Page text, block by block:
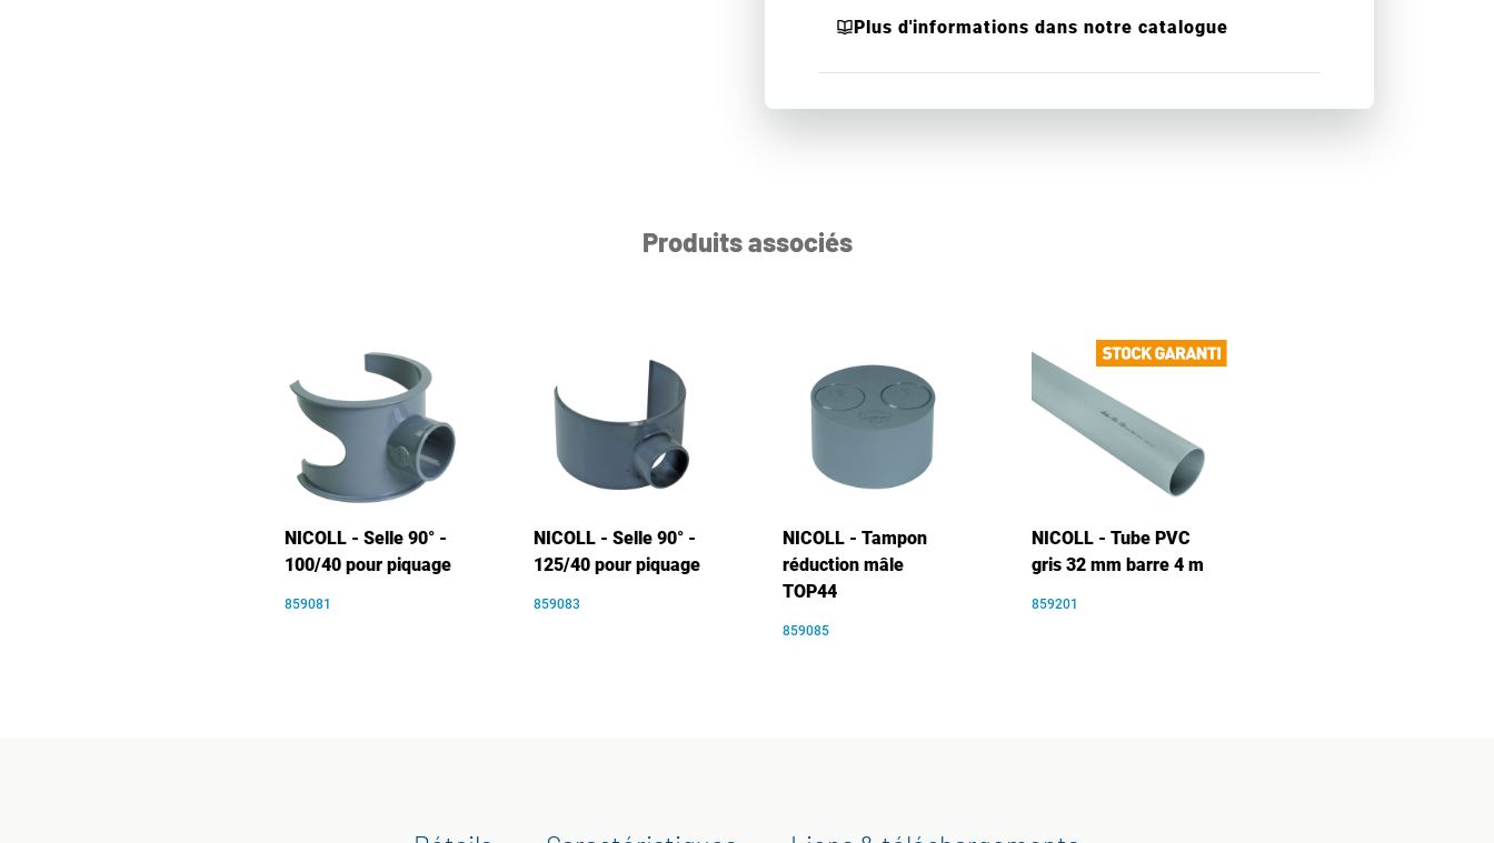
Plus d'informations dans notre catalogue
Produits associés
NICOLL - Selle 90° -
100/40 pour piquage
859081
NICOLL - Selle 90° -
125/40 pour piquage
859083
NICOLL - Tampon
réduction mâle
TOP44
859085
NICOLL - Tube PVC
gris 32 mm barre 4 m
859201